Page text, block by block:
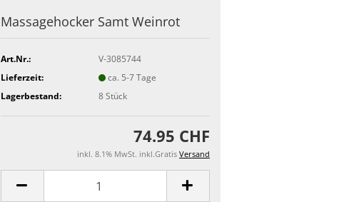
Massagehocker Samt Weinrot
Art.Nr.:
V-3085744
Lieferzeit:
ca. 5-7 Tage
Lagerbestand:
8Stück
74.95 CHF
inkl. 8.1% MwSt. inkl.Gratis Versand